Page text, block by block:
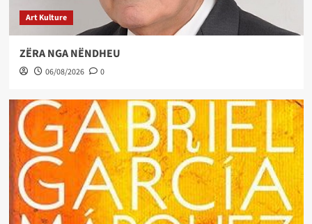
Art Kulture
ZËRA NGA NËNDHEU
06/08/2026 0